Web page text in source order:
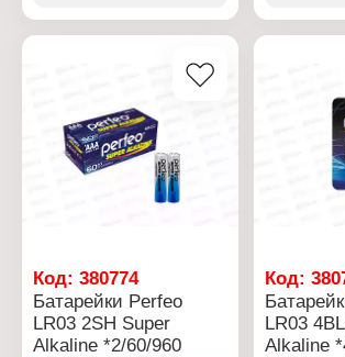
Количество в упаковке: 5
Упаковка:
Код: 380774
Батарейки Perfeo
LR03 2SH Super
Alkaline *2/60/960
Код:
LR03
Alkaline